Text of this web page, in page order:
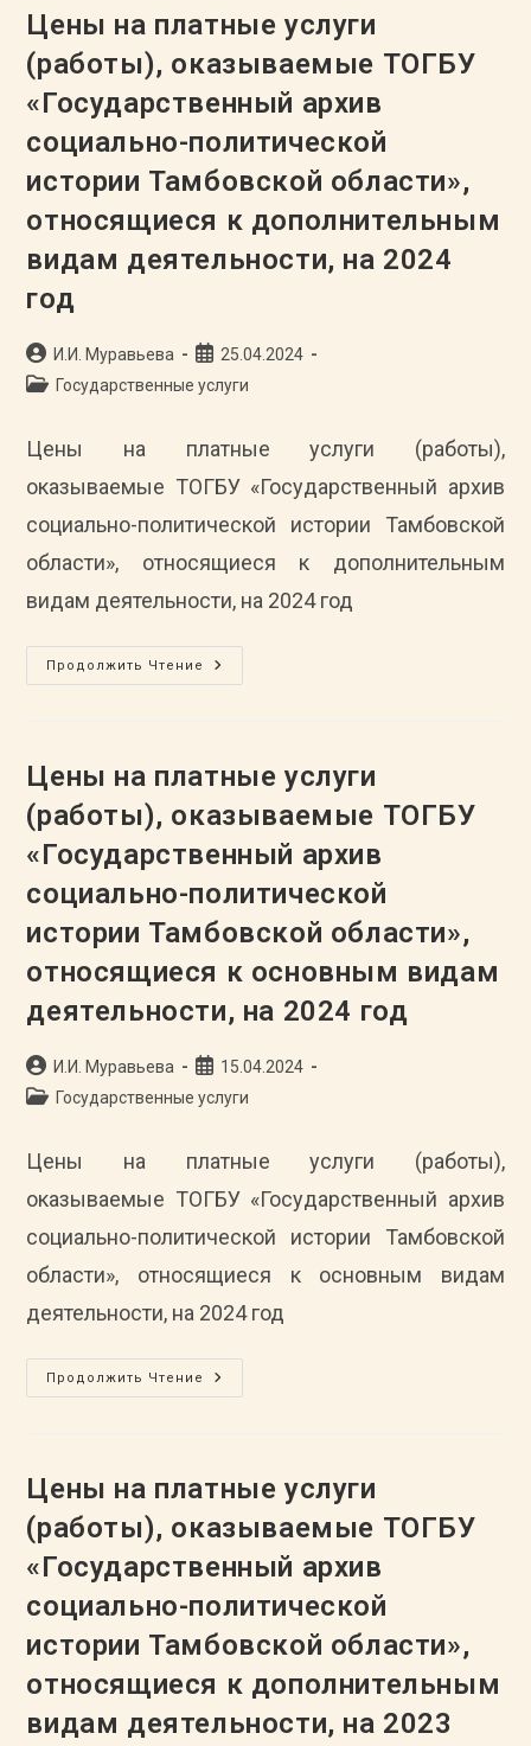
Архив
Политической
Тамбовской
Области»,
К
Видам
Деятельности,
На
2025
Цены на платные услуги
(работы), оказываемые ТОГБУ
«Государственный архив
социально-политической
истории Тамбовской области»,
относящиеся к дополнительным
видам деятельности, на 2024
год
Автор
записи:
И.И. Муравьева
Запись
опубликована:
25.04.2024
РубрикаГосударственные услуги
Цены на платные услуги (работы),
оказываемые ТОГБУ «Государственный архив
социально-политической истории Тамбовской
области», относящиеся к дополнительным
видам деятельности, на 2024 год
Продолжить Чтение
Цены
На
«Государственный
Социально-
Истории
Тамбовской
Относящиеся
Дополнительным
Видам
Деятельности,
На
Год
Цены на платные услуги
(работы), оказываемые ТОГБУ
«Государственный архив
социально-политической
истории Тамбовской области»,
относящиеся к основным видам
деятельности, на 2024 год
Автор
записи:
И.И. Муравьева
Запись
опубликована:
15.04.2024
РубрикаГосударственные услуги
Цены на платные услуги (работы),
оказываемые ТОГБУ «Государственный архив
социально-политической истории Тамбовской
области», относящиеся к основным видам
деятельности, на 2024 год
Продолжить Чтение
Цены
На
«Государственный
Социально-
Истории
Тамбовской
Относящиеся
Основным
Видам
Деятельности,
На
Год
Цены на платные услуги
(работы), оказываемые ТОГБУ
«Государственный архив
социально-политической
истории Тамбовской области»,
относящиеся к дополнительным
видам деятельности, на 2023